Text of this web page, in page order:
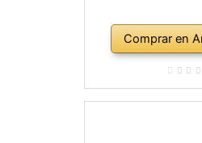
Comprar en